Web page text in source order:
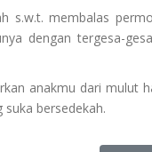
s.w.t. membalas
dengan tergesa-
anakmu dari mulut
bersedekah.